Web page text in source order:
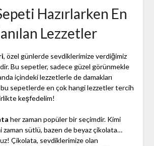
Hazırlarken En
Lezzetler
, özel günlerde sevdiklerimize verdiğimiz
Bu sepetler, sadece güzel görünmekle
içindeki lezzetlerle de damakları
sepetlerde en çok hangi lezzetler tercih
keşfedelim!
her zaman popüler bir seçimdir. Kimi
zaman sütlü, bazen de beyaz çikolata…
Çikolata, sevdiklerimize olan